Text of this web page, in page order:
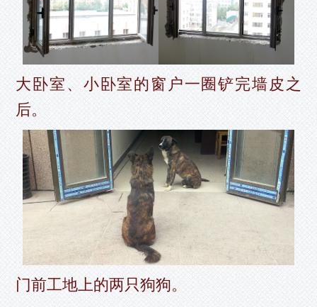
大卧室、小卧室的窗户一圈铲完墙皮之
后。
门前工地上的两只狗狗。